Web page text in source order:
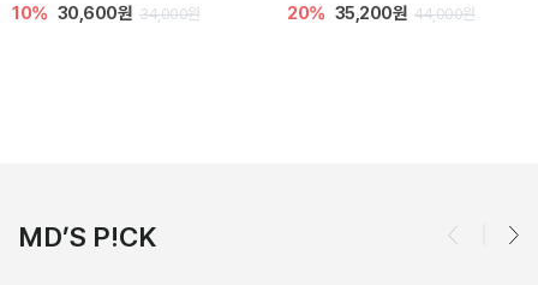
20% 11,200원 14,000원 10% 24,300원 27,000원
MD’S P!CK